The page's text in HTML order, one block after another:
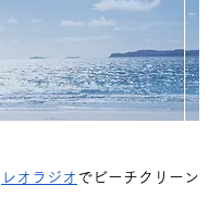
レオラジオ でビーチクリーン